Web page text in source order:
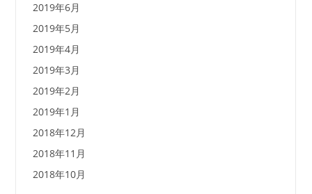
2019年6月
2019年5月
2019年4月
2019年3月
2019年2月
2019年1月
2018年12月
2018年11月
2018年10月